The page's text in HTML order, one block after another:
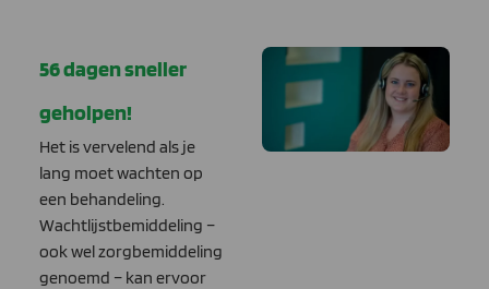
56 dagen sneller
geholpen!
Het is vervelend als je
lang moet wachten op
een behandeling.
Wachtlijstbemiddeling –
ook wel zorgbemiddeling
genoemd – kan ervoor